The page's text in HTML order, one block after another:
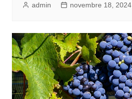
admin novembre 18, 2024